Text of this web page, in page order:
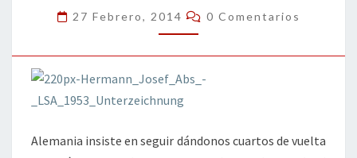
27 Febrero, 2014 Comentarios
0 Comentarios
Alemania insiste en seguir dándonos cuartos de vuelta